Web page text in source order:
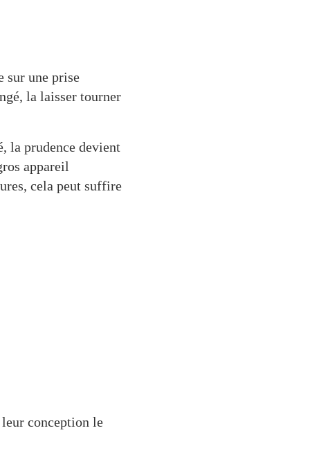
sur une prise
la laisser tourner
la prudence devient
appareil
cela peut suffire
conception le